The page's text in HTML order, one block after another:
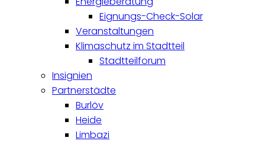
Eignungs-Check-Solar
Veranstaltungen
Klimaschutz im Stadtteil
Stadtteilforum
Insignien
Partnerstädte
Burlöv
Heide
Limbazi